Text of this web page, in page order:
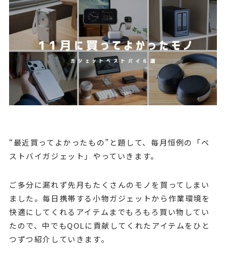
“最近買ってよかったもの”と題して、毎月恒例の「ベ
ストバイガジェット」やっていきます。
ご多分に漏れず先月もたくさんのモノを買ってしまい
ました。毎日携帯する小物ガジェットから作業環境を
快適にしてくれるアイテムまでもろもろ買い物してい
たので、中でもQOLに貢献してくれたアイテムをひと
つずつ紹介していきます。